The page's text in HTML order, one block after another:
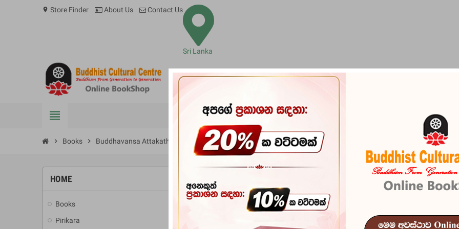
location_on Store Finder About Us Contact Us
Sri Lanka
view_headline BOOKS PIRIKARA BUDDHA STATUES RITUAL ITEMS &
chevron_right Books chevron_right Buddhavansa Attakatha
HOME
Books
Pirikara
Buddhavansa
In stock